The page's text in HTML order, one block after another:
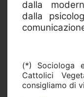
dalla
dalla
(*) Sociologa e
Cattolici
consigliamo di